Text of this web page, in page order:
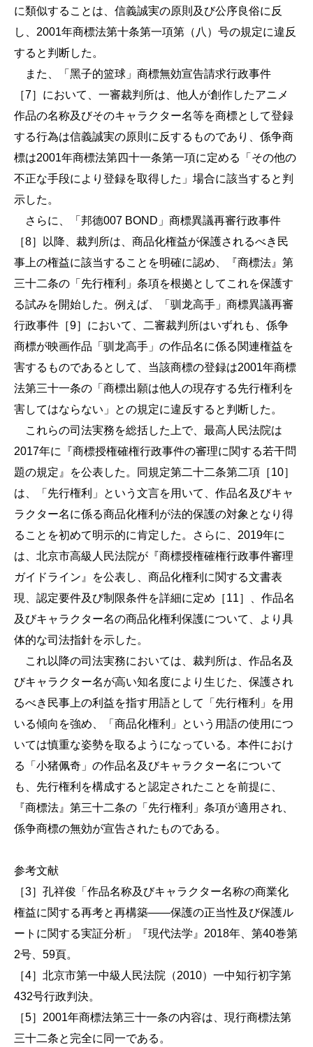
に類似することは、信義誠実の原則及び公序良俗に反
し、2001年商標法第十条第一項第（八）号の規定に違反
すると判断した。
また、「黑子的篮球」商標無効宣告請求行政事件
［7］において、一審裁判所は、他人が創作したアニメ
作品の名称及びそのキャラクター名等を商標として登録
する行為は信義誠実の原則に反するものであり、係争商
標は2001年商標法第四十一条第一項に定める「その他の
不正な手段により登録を取得した」場合に該当すると判
示した。
さらに、「邦德007 BOND」商標異議再審行政事件
［8］以降、裁判所は、商品化権益が保護されるべき民
事上の権益に該当することを明確に認め、『商標法』第
三十二条の「先行権利」条項を根拠としてこれを保護す
る試みを開始した。例えば、「驯龙高手」商標異議再審
行政事件［9］において、二審裁判所はいずれも、係争
商標が映画作品「驯龙高手」の作品名に係る関連権益を
害するものであるとして、当該商標の登録は2001年商標
法第三十一条の「商標出願は他人の現存する先行権利を
害してはならない」との規定に違反すると判断した。
これらの司法実務を総括した上で、最高人民法院は
2017年に『商標授権確権行政事件の審理に関する若干問
題の規定』を公表した。同規定第二十二条第二項［10］
は、「先行権利」という文言を用いて、作品名及びキャ
ラクター名に係る商品化権利が法的保護の対象となり得
ることを初めて明示的に肯定した。さらに、2019年に
は、北京市高級人民法院が『商標授権確権行政事件審理
ガイドライン』を公表し、商品化権利に関する文書表
現、認定要件及び制限条件を詳細に定め［11］、作品名
及びキャラクター名の商品化権利保護について、より具
体的な司法指針を示した。
これ以降の司法実務においては、裁判所は、作品名及
びキャラクター名が高い知名度により生じた、保護され
るべき民事上の利益を指す用語として「先行権利」を用
いる傾向を強め、「商品化権利」という用語の使用につ
いては慎重な姿勢を取るようになっている。本件におけ
る「小猪佩奇」の作品名及びキャラクター名について
も、先行権利を構成すると認定されたことを前提に、
『商標法』第三十二条の「先行権利」条項が適用され、
係争商標の無効が宣告されたものである。
参考文献
［3］孔祥俊「作品名称及びキャラクター名称の商業化
権益に関する再考と再構築――保護の正当性及び保護ル
ートに関する実証分析」『現代法学』2018年、第40巻第
2号、59頁。
［4］北京市第一中級人民法院（2010）一中知行初字第
432号行政判決。
［5］2001年商標法第三十一条の内容は、現行商標法第
三十二条と完全に同一である。